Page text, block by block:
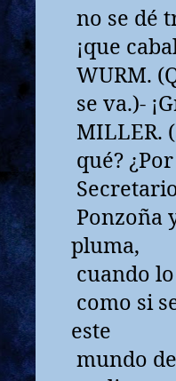
no se dé
¡que
WURM.
se va.)-
MILLER.
qué?
Ponzoña
pluma,
cuando
como si
este
mundo